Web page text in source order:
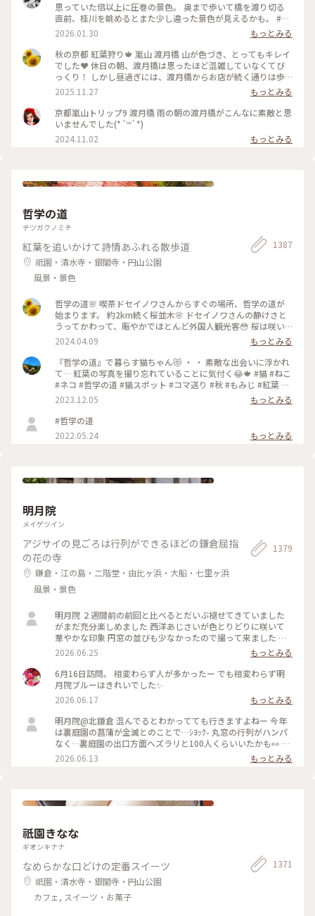
思っていた倍以上に圧巻の景色。 奥まで歩いて橋を渡り切る
直前、桂川を眺めるとまた少し違った景色が見えるかも。 #渡
月橋 #嵐山 #京都旅行 #嵐電 #京都観光
2026.01.30
もっとみる
秋の京都 紅葉狩り🍁 嵐山 渡月橋 山が色づき、とってもキレイ
でした❤️ 休日の朝、渡月橋は思ったほど混雑していなくてび
っくり！ しかし昼過ぎには、渡月橋からお店が続く通りは歩
行者天国になり多くの人でごったがえし、ボート乗り場では長
蛇の列で60分待ちになってました😳 2025.11.23 #渡月橋 #紅
葉 #嵐山 #京都 #ことりっぷ #秋の装い
2025.11.27
もっとみる
京都嵐山トリップ9 渡月橋 雨の朝の渡月橋がこんなに素敵と思
いませんでした(*´꒳`*)
2024.11.02
もっとみる
哲学の道
テツガクノミチ
紅葉を追いかけて詩情あふれる散歩道
祇園・清水寺・銀閣寺・円山公園
風景・景色
1387
哲学の道🌸 喫茶ドセイノワさんからすぐの場所、哲学の道が
始まります。 約2km続く桜並木🌸 ドセイノワさんの静けさと
うってかわって、賑やかでほとんど外国人観光客😳 桜は咲い
ているのに異国を旅行しているような気分になります☺️ 途中
で霊鑑寺に寄りながら、気持ちのいいお散歩になりました🌸 #
哲学の道 #桜 #お花見 #京都 #春色さがし #電車旅
2024.04.09
もっとみる
『哲学の道』で暮らす猫ちゃん😻 ・ ・ 素敵な出会いに浮かれ
て… 紅葉の写真を撮り忘れていることに気付く😂🍁 #猫 #ねこ
#ネコ #哲学の道 #猫スポット #コマ送り #秋 #もみじ #紅葉 #
京都紅葉 #京都散策 #京都 #左京区 #岡崎エリア #kyoto #こと
りっぷ京都 #私のことりっぷ旅 #カフー
2023.12.05
もっとみる
#哲学の道
2022.05.24
もっとみる
明月院
メイゲツイン
アジサイの見ごろは行列ができるほどの鎌倉屈指
の花の寺
鎌倉・江の島・二階堂・由比ヶ浜・大船・七里ヶ浜
風景・景色
1379
明月院 ２週間前の前回と比べるとだいぶ褪せてきていました
がまだ充分楽しめました 西洋あじさいが色とりどりに咲いて
華やかな印象 円窓の並びも少なかったので撮って来ました 裏
庭園の菖蒲の復活を願います
2026.06.25
もっとみる
6月16日訪問。 相変わらず人が多かったー でも相変わらず明
月院ブルーはきれいでした✨
2026.06.17
もっとみる
明月院@北鎌倉 混んでるとわかってても行きますよねー 今年
は裏庭園の菖蒲が全滅とのことで…ｼﾖｯｸ- 丸窓の行列がハンパ
なく…裏庭園の出口方面へズラリと100人くらいいたかも👀 装
飾のあじさいがとても素敵だったのでそりゃー撮りたくなりま
すよねー(ﾜｶﾙｰ) 写真もなかなか撮りづらいほどの人混み 急な方
ても疲れます… 夕方の空いてる時間を狙うのがいいのかもです
2026.06.13 もっとみる
祇園きなな
ギオンキナナ
なめらかな口どけの定番スイーツ
祇園・清水寺・銀閣寺・円山公園
カフェ, スイーツ・お菓子
1371